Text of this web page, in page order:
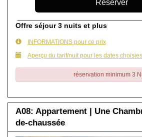
Offre séjour 3 nuits et plus
INFORMATIONS pour ce prix
Aperçu du tarif/nuit pour les dates choisies
réservation minimum 3
A08: Appartement | Une
de-chaussée